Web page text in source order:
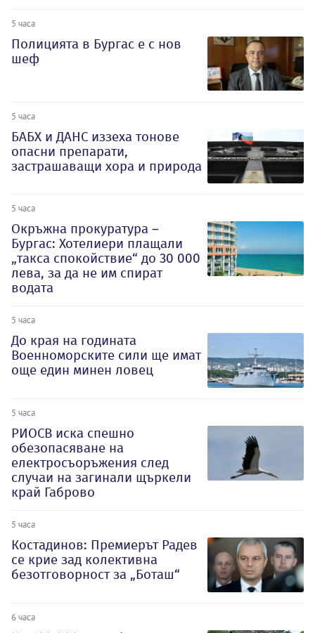
5 часа
Полицията в Бургас е с нов
шеф
5 часа
БАБХ и ДАНС иззеха тонове
опасни препарати,
застрашаващи хора и природа
5 часа
Окръжна прокуратура –
Бургас: Хотелиери плащали
„такса спокойствие“ до 30 000
лева, за да не им спират
водата
5 часа
До края на годината
Военноморските сили ще имат
още един минен ловец
5 часа
РИОСВ иска спешно
обезопасяване на
електросъоръжения след
случаи на загинали щъркели
край Габрово
5 часа
Костадинов: Премиерът Радев
се крие зад колективна
безотговорност за „Боташ“
6 часа